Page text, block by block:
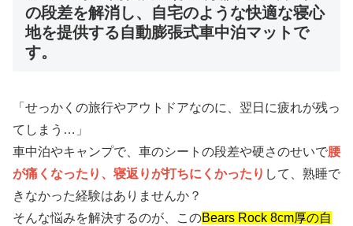
の段差を解消し、自宅のような快適な寝心
地を提供する自動膨張式車中泊マットで
す。
「せっかくの旅行やアウトドアなのに、翌日に疲れが残っ
てしまう…」
車中泊やキャンプで、車のシートの段差や硬さのせいで腰
が痛くなったり、寝返りが打ちにくかったり して、熟睡で
きなかった経験はありませんか？
そんな悩みを解決するのが、このBears Rock 8cm厚の自